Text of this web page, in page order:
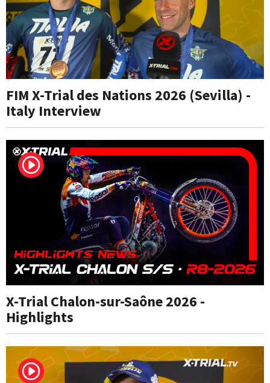
FIM X-Trial des Nations 2026 (Sevilla) -
Italy Interview
X-Trial Chalon-sur-Saône 2026 -
Highlights